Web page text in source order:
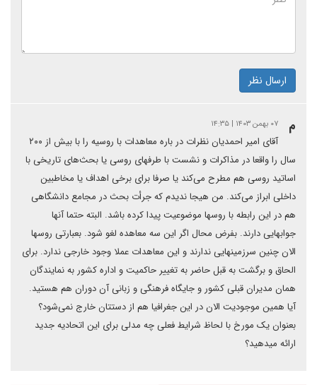
ارسال نظر
م ۰۷ بهمن ۱۴۰۳ | ۱۴:۳۵
آقای امیر احمدیان نظرات در باره معاهدات با روسیه را با بیش از ۲۰۰
سال را واقعا در مذاکرات و نشست با طرفهای روسی یا بحث‌های تاریخی با
اساتید روسی هم مطرح می‌کند یا صرفا برای برخی اهداف یا مخاطبین
داخلی ابراز می‌کند. من هیجا ندیدم که جرأت بحث در مجامع دانشگاهی
هم در این رابطه با روسها موضوعیت پیدا کرده باشد. البته حتما آنها
جوابهایی دارند. بفرض محال اگر این سه معاهده لغو شود. بعبارتی روسها
الان چنین سرزمینهایی ندارند و این معاهدات عملا وجود خارجی ندارد. برای
الحاق و برگشت به قبل حاضر به تغییر حاکمیت و اداره کشور به نمایندگان
همان مدیران قبلی کشور و جایگاه فرهنگی و زبانی آن دوران هم هستید.
آیا همین موجودیت الان در این جغرافیا هم از دستتان خارج نمی‌شود؟
بعنوان یک مورخ با لحاظ شرایط فعلی چه مدلی برای این اتحادیه جدید
ارائه میدهید؟